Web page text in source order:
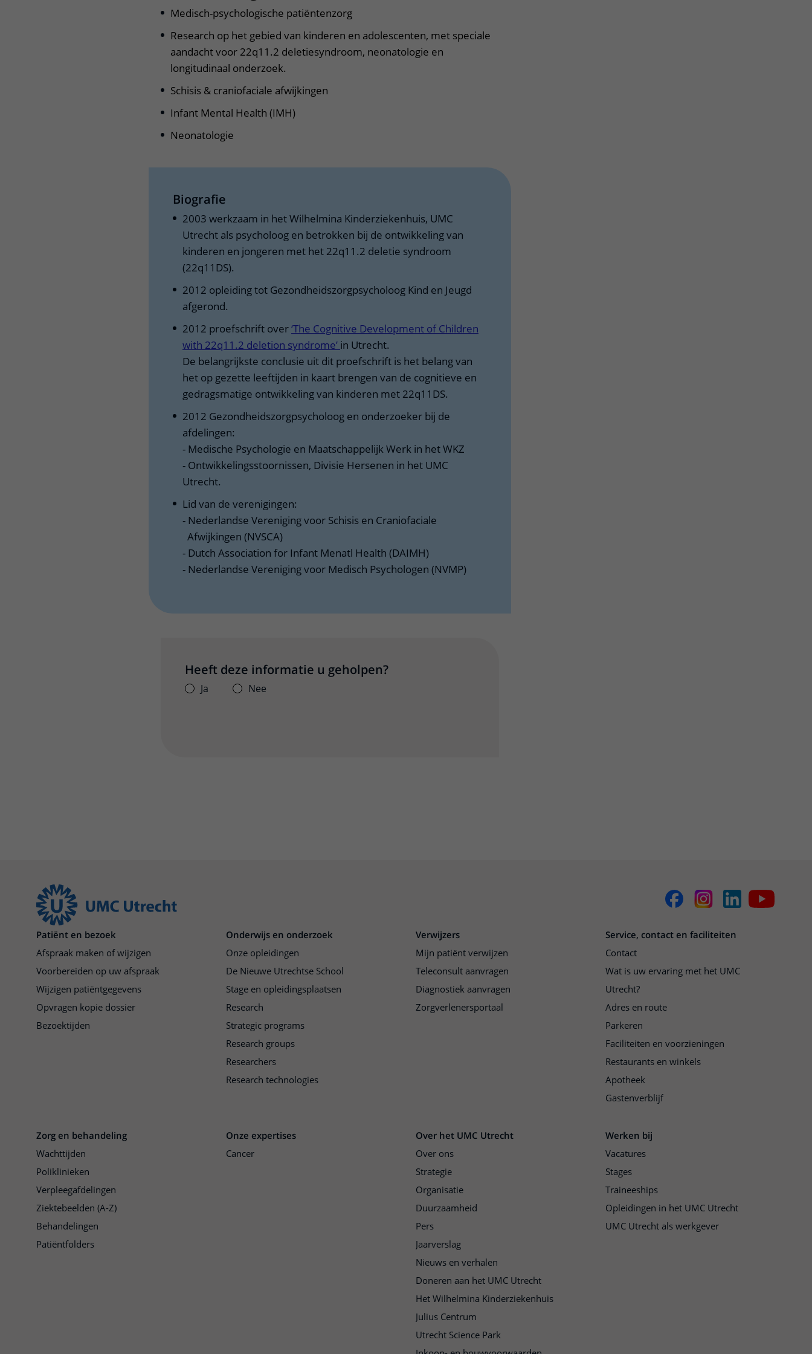
Medisch-psychologische patiëntenzorg
Research op het gebied van kinderen en adolescenten, met speciale
aandacht voor 22q11.2 deletiesyndroom, neonatologie en
longitudinaal onderzoek.
Schisis & craniofaciale afwijkingen
Infant Mental Health (IMH)
Neonatologie
Biografie
2003 werkzaam in het Wilhelmina Kinderziekenhuis, UMC
Utrecht als psycholoog en betrokken bij de ontwikkeling van
kinderen en jongeren met het 22q11.2 deletie syndroom
(22q11DS).
2012 opleiding tot Gezondheidszorgpsycholoog Kind en Jeugd
afgerond.
2012 proefschrift over‘The Cognitive Development of Children
with 22q11.2 deletion syndrome’ in Utrecht.
De belangrijkste conclusie uit dit proefschrift is het belang van
het op gezette leeftijden in kaart brengen van de cognitieve en
gedragsmatige ontwikkeling van kinderen met 22q11DS.
2012 Gezondheidszorgpsycholoog en onderzoeker bij de
afdelingen:
- Medische Psychologie en Maatschappelijk Werk in het WKZ
- Ontwikkelingsstoornissen, Divisie Hersenen in het UMC
Utrecht.
Lid van de verenigingen:
- Nederlandse Vereniging voor Schisis en Craniofaciale
Afwijkingen (NVSCA)
- Dutch Association for Infant Menatl Health (DAIMH)
- Nederlandse Vereniging voor Medisch Psychologen (NVMP)
Heeft deze informatie u geholpen?
Ja Nee
Patiënt en bezoek
Afspraak maken of wijzigen
Voorbereiden op uw afspraak
Wijzigen patiëntgegevens
Opvragen kopie dossier
Bezoektijden
Onderwijs en onderzoek
Onze opleidingen
De Nieuwe Utrechtse School
Stage en opleidingsplaatsen
Research
Strategic programs
Research groups
Researchers
Research technologies
Verwijzers
Mijn patiënt verwijzen
Teleconsult aanvragen
Diagnostiek aanvragen
Zorgverlenersportaal
Service, contact en faciliteiten
Contact
Wat is uw ervaring met het UMC
Utrecht?
Adres en route
Parkeren
Faciliteiten en voorzieningen
Restaurants en winkels
Apotheek
Gastenverblijf
Zorg en behandeling
Wachttijden
Poliklinieken
Verpleegafdelingen
Ziektebeelden (A-Z)
Behandelingen
Patiëntfolders
Onze expertises
Cancer
Over het UMC Utrecht
Over ons
Strategie
Organisatie
Duurzaamheid
Pers
Jaarverslag
Nieuws en verhalen
Doneren aan het UMC Utrecht
Het Wilhelmina Kinderziekenhuis
Julius Centrum
Utrecht Science Park
Werken bij
Vacatures
Stages
Traineeships
Opleidingen in het UMC Utrecht
UMC Utrecht als werkgever